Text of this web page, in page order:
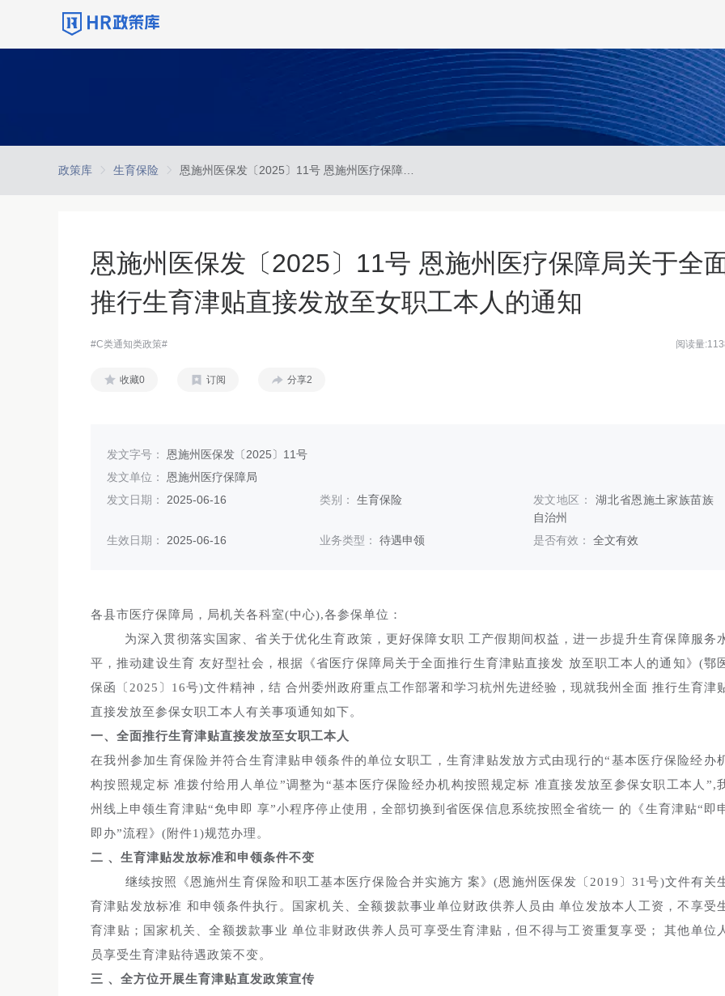
政策库 生育保险
恩施州医保发〔2025〕11号 恩施州医疗保障局关于全
推行生育津贴直接发放至女职工本人的通知
#C类通知类政策# 阅读量
收藏0 订阅 分享2
发文字号： 恩施州医保发〔2025〕11号
发文单位： 恩施州医疗保障局
发文日期： 2025-06-16 类别：生育保险 发文地区：湖北省恩施土家族苗族
自治州
生效日期： 2025-06-16 业务类型：待遇申领 是否有效： 全文有效
各县市医疗保障局，局机关各科室(中心),各参保单位：
为深入贯彻落实国家、省关于优化生育政策，更好保障女职 工产假期间权益，进一步提升生育保障服务
平，推动建设生育 友好型社会，根据《省医疗保障局关于全面推行生育津贴直接发 放至职工本人的通知》(鄂
保函〔2025〕16号)文件精神，结 合州委州政府重点工作部署和学习杭州先进经验，现就我州全面 推行生育津
直接发放至参保女职工本人有关事项通知如下。
一、全面推行生育津贴直接发放至女职工本人
在我州参加生育保险并符合生育津贴申领条件的单位女职工，生育津贴发放方式由现行的“基本医疗保险经办
构按照规定标 准拨付给用人单位”调整为“基本医疗保险经办机构按照规定标 准直接发放至参保女职工本人”,
州线上申领生育津贴“免申即 享”小程序停止使用，全部切换到省医保信息系统按照全省统一 的《生育津贴“即
即办”流程》(附件1)规范办理。
二 、生育津贴发放标准和申领条件不变
继续按照《恩施州生育保险和职工基本医疗保险合并实施方 案》(恩施州医保发〔2019〕31号)文件有关
育津贴发放标准 和申领条件执行。国家机关、全额拨款事业单位财政供养人员由 单位发放本人工资，不享受
育津贴；国家机关、全额拨款事业 单位非财政供养人员可享受生育津贴，但不得与工资重复享受； 其他单位人
员享受生育津贴待遇政策不变。
三 、全方位开展生育津贴直发政策宣传